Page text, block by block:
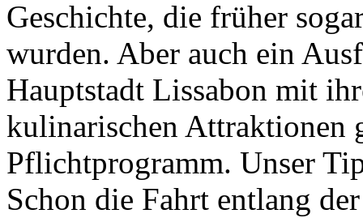
Geschichte, die früher
wurden. Aber auch ein
Hauptstadt Lissabon mit
kulinarischen Attraktionen
Pflichtprogramm. Unser
Schon die Fahrt entlang